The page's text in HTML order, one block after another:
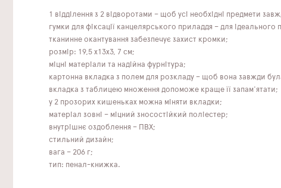
1 відділення з 2 відворотами – щоб усі необхідні предмети
гумки для фіксації канцелярського приладдя – для ідеального
тканинне окантування забезпечує захист кромки;
розмір: 19,5 x13x3, 7 см;
міцні матеріали та надійна фурнітура;
картонна вкладка з полем для розкладу – щоб вона завжди
вкладка з таблицею множення допоможе краще її запам'ятати;
у 2 прозорих кишеньках можна міняти вкладки;
матеріал зовні – міцний зносостійкий поліестер;
внутрішнє оздоблення – ПВХ;
стильний дизайн;
вага – 206 г;
тип: пенал-книжка.